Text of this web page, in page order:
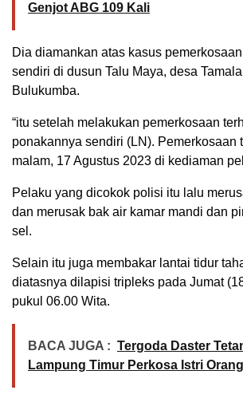
Genjot ABG 109 Kali
Dia diamankan atas kasus
sendiri di dusun Talu Maya, desa
Bulukumba.
“itu setelah melakukan pemerkosaan
ponakannya sendiri (LN). Pemerkosaan
malam, 17 Agustus 2023 di kediaman
Pelaku yang dicokok polisi itu lalu
dan merusak bak air kamar mandi dan
sel.
Selain itu juga membakar lantai tidur
diatasnya dilapisi tripleks pada Jumat
pukul 06.00 Wita.
BACA JUGA : Tergoda Daster
Lampung Timur Perkosa Istri Orang